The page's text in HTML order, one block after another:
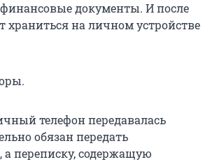
документы. И после
на личном устройстве
телефон передавалась
обязан передать
переписку, содержащую